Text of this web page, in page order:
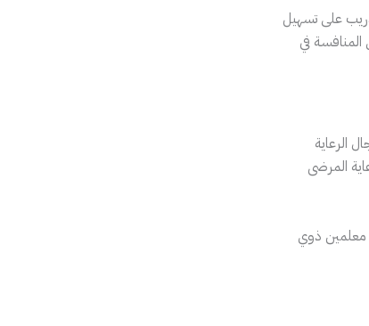
على تسهيل
في
الرعاية
المرضى
معلمين ذوي